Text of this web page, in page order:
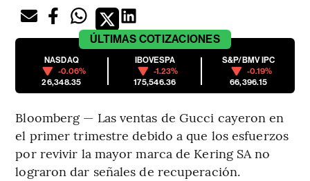
ÚLTIMAS COTIZACIONES
NASDAQ
-0.06%
26,348.35
IBOVESPA
-1.23%
175,546.36
S&P/BMV IPC
-0.19%
66,396.15
Bloomberg — Las ventas de Gucci cayeron en
el primer trimestre debido a que los esfuerzos
por revivir la mayor marca de Kering SA no
lograron dar señales de recuperación.